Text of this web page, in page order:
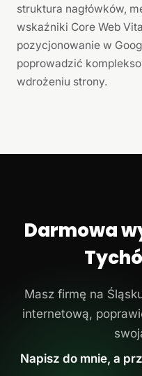
struktura nagłówków,
wskaźniki Core Web
pozycjonowanie w
poprowadzić
wdrożeniu strony.
Darmowa
Masz firmę na
internetową,
Napisz do mnie, a